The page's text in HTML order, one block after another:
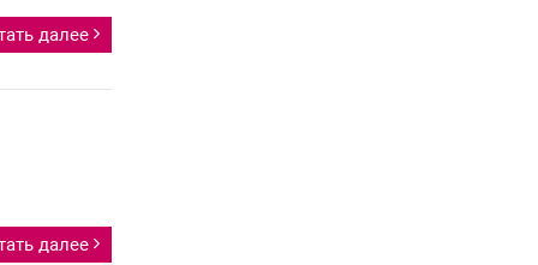
далее
далее